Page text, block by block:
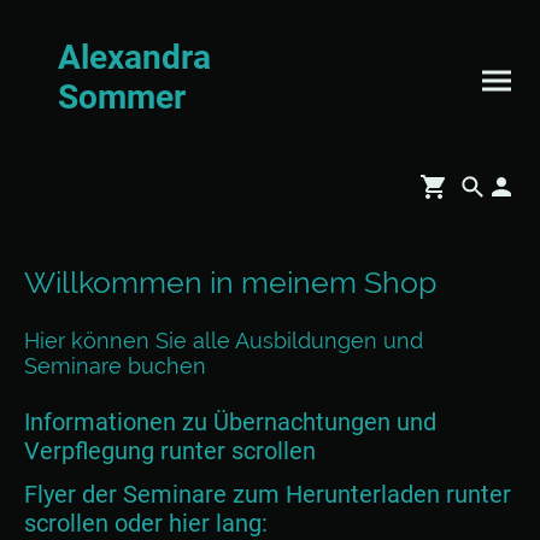
Alexandra
Sommer
Willkommen in meinem Shop
Hier können Sie alle Ausbildungen und
Seminare buchen
Informationen zu Übernachtungen und
Verpflegung runter scrollen
Flyer der Seminare zum Herunterladen runter
scrollen oder hier lang: